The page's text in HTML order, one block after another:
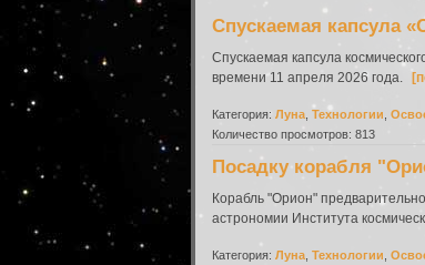
Спускаемая капсула
Спускаемая капсула
времени 11 апреля 2026 года.
Категория: Луна Технологии
Количество просмотров: 813
Посадку корабля
Корабль "Орион"
астрономии Института
Категория: Луна Технологии